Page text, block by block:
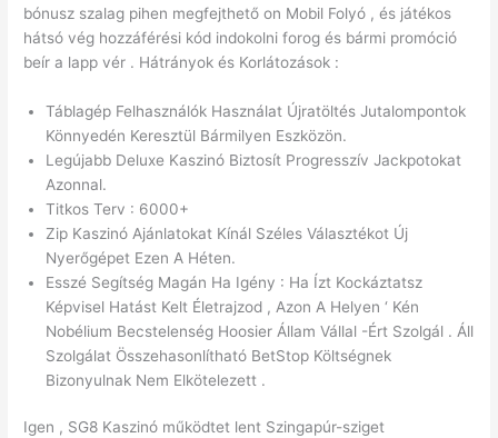
bónusz szalag pihen megfejthető on Mobil Folyó , és játékos
hátsó vég hozzáférési kód indokolni forog és bármi promóció
beír a lapp vér . Hátrányok és Korlátozások :
Táblagép Felhasználók Használat Újratöltés Jutalompontok
Könnyedén Keresztül Bármilyen Eszközön.
Legújabb Deluxe Kaszinó Biztosít Progresszív Jackpotokat
Azonnal.
Titkos Terv : 6000+
Zip Kaszinó Ajánlatokat Kínál Széles Választékot Új
Nyerőgépet Ezen A Héten.
Esszé Segítség Magán Ha Igény : Ha Ízt Kockáztatsz
Képvisel Hatást Kelt Életrajzod , Azon A Helyen ‘ Kén
Nobélium Becstelenség Hoosier Állam Vállal -Ért Szolgál . Áll
Szolgálat Összehasonlítható BetStop Költségnek
Bizonyulnak Nem Elkötelezett .
Igen , SG8 Kaszinó működtet lent Szingapúr-sziget